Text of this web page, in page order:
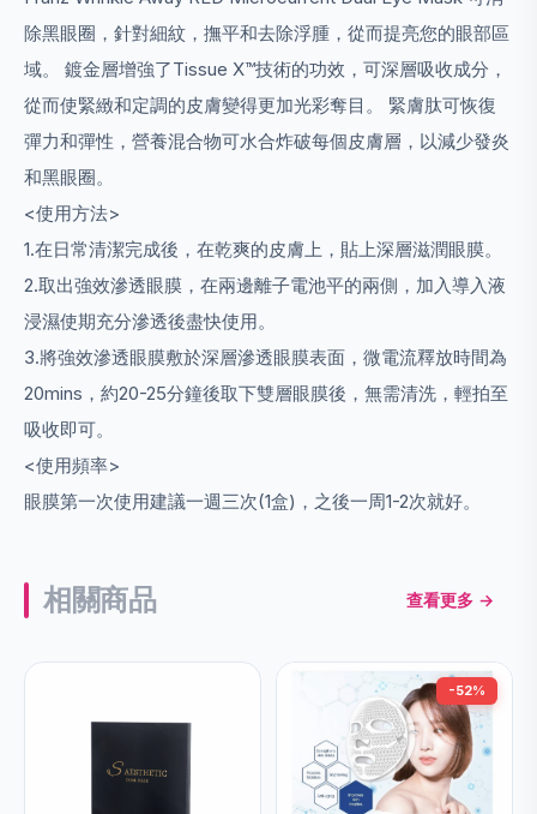
除黑眼圈，針對細紋，撫平和去除浮腫，從而提亮您的眼部區
域。 鍍金層增強了Tissue X™技術的功效，可深層吸收成分，
從而使緊緻和定調的皮膚變得更加光彩奪目。 緊膚肽可恢復
彈力和彈性，營養混合物可水合炸破每個皮膚層，以減少發炎
和黑眼圈。
<使用方法>
1.在日常清潔完成後，在乾爽的皮膚上，貼上深層滋潤眼膜。
2.取出強效滲透眼膜，在兩邊離子電池平的兩側，加入導入液
浸濕使期充分滲透後盡快使用。
3.將強效滲透眼膜敷於深層滲透眼膜表面，微電流釋放時間為
20mins，約20-25分鐘後取下雙層眼膜後，無需清洗，輕拍至
吸收即可。
<使用頻率>
眼膜第一次使用建議一週三次(1盒)，之後一周1-2次就好。
相關商品 查看更多 →
-52%